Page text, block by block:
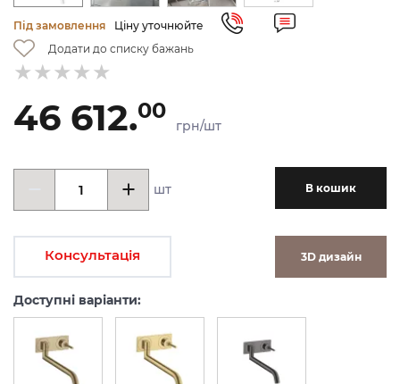
Під замовлення
Ціну уточнюйте
Додати до списку бажань
46 612.00
грн/шт
шт В кошик
Консультація 3D дизайн
Доступні варіанти: